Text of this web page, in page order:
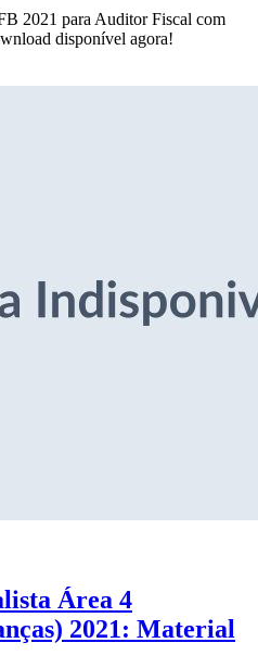
2021 para Auditor Fiscal com
disponível agora!
Área 4
2021: Material